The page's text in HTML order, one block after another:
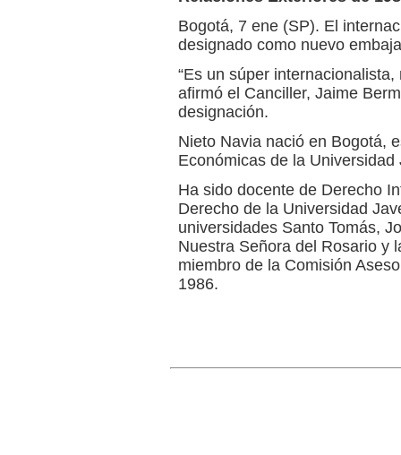
Bogotá, 7 ene (SP). El
designado como nuevo
“Es un súper
afirmó el Canciller, Jaime
designación.
Nieto Navia nació en Bogotá,
Económicas de la
Ha sido docente de Derecho
Derecho de la Universidad
universidades Santo Tomás,
Nuestra Señora del Rosario y
miembro de la Comisión
1986.